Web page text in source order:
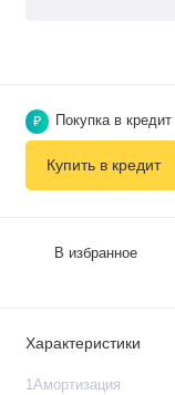
В избранное
₽ Покупка в кредит
Купить в кредит
Характеристики
1Амортизация